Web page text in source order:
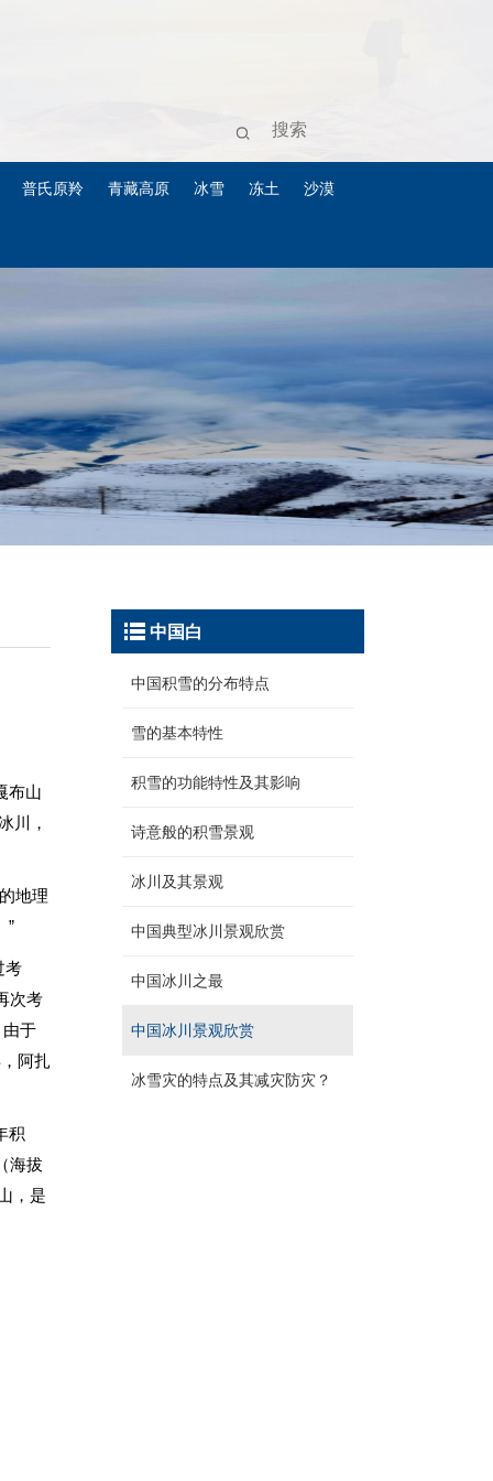
普氏原羚 青藏高原 冰雪 冻土 沙漠
布山
川，
地理
”
考
次考
于
阿扎
积
海拔
，是
中国白
中国积雪的分布特点
雪的基本特性
积雪的功能特性及其影响
诗意般的积雪景观
冰川及其景观
中国典型冰川景观欣赏
中国冰川之最
中国冰川景观欣赏
冰雪灾的特点及其减灾防灾？